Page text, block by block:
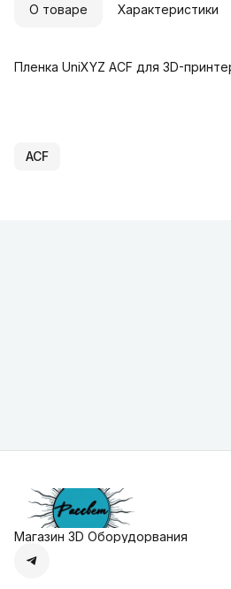
О товаре Характеристики
Пленка UniXYZ ACF для 3D-
ACF
Магазин 3D Оборудорвания